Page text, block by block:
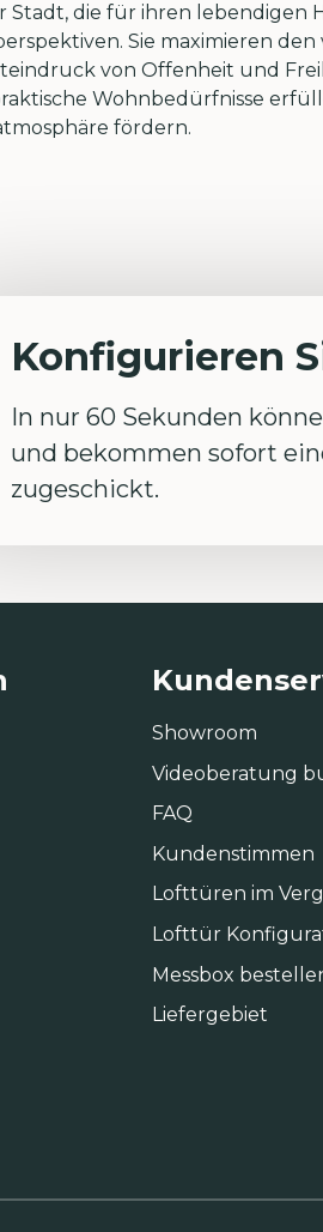
Stadt, die für ihren
Sie maximieren
von Offenheit und
Wohnbedürfnisse
fördern.
Konfigurieren
In nur 60 Sekunden
und bekommen sofort
zugeschickt.
Showroom
Videoberatung
FAQ
Kundenstimmen
Lofttüren im
Lofttür
Messbox
Liefergebiet